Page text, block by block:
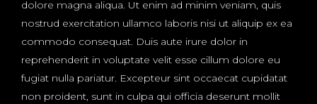
dolore magna aliqua. Ut enim ad minim veniam, quis
nostrud exercitation ullamco laboris nisi ut aliquip ex ea
commodo consequat. Duis aute irure dolor in
reprehenderit in voluptate velit esse cillum dolore eu
fugiat nulla pariatur. Excepteur sint occaecat cupidatat
non proident, sunt in culpa qui officia deserunt mollit